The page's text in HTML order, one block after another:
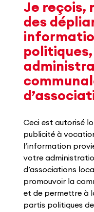
Je reçois,
des
politiques,
Ceci est autorisé
publicité à
l’information
votre
d’associations
promouvoir la
et de permettre à
partis politiques